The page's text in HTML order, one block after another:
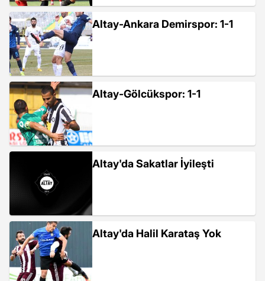
Altay-Ankara Demirspor: 1-1
Altay-Gölcükspor: 1-1
Altay'da Sakatlar İyileşti
Altay'da Halil Karataş Yok